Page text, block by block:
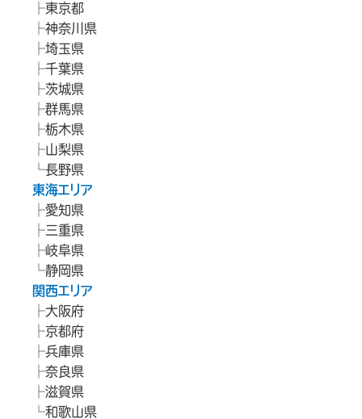
東京都
神奈川県
埼玉県
千葉県
茨城県
群馬県
栃木県
山梨県
長野県
東海エリア
愛知県
三重県
岐阜県
静岡県
関西エリア
大阪府
京都府
兵庫県
奈良県
滋賀県
和歌山県